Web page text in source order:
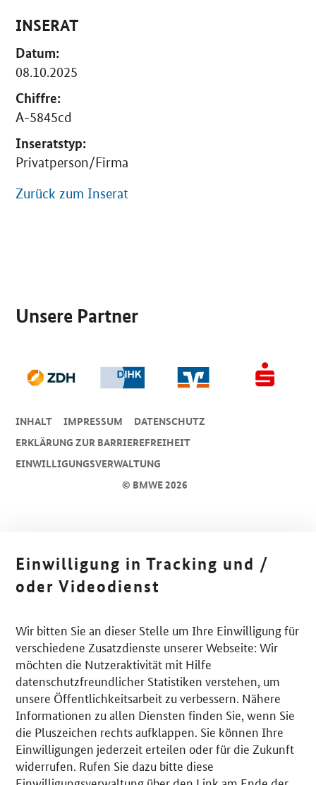
INSERAT
Datum:
08.10.2025
Chiffre:
A-5845cd
Inseratstyp:
Privatperson/Firma
Zurück zum Inserat
Unsere Partner
© BMWE 2026
INHALT IMPRESSUM
DA­TEN­SCHUTZ
ERKLÄRUNG ZUR BARRIEREFREIHEIT
EINWILLIGUNGSVERWALTUNG
Einwilligung in Tracking und /
oder Videodienst
Wir bitten Sie an dieser Stelle um Ihre Einwilligung für
verschiedene Zusatzdienste unserer Webseite: Wir
möchten die Nutzeraktivität mit Hilfe
datenschutzfreundlicher Statistiken verstehen, um
unsere Öffentlichkeitsarbeit zu verbessern. Nähere
Informationen zu allen Diensten finden Sie, wenn Sie
die Pluszeichen rechts aufklappen. Sie können Ihre
Einwilligungen jederzeit erteilen oder für die Zukunft
widerrufen. Rufen Sie dazu bitte diese